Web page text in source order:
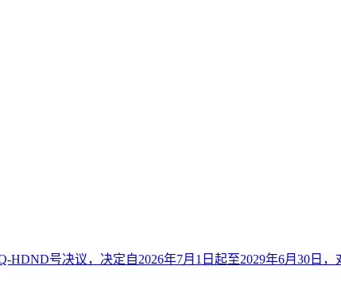
HDND号决议，决定自2026年7月1日起至2029年6月30日，